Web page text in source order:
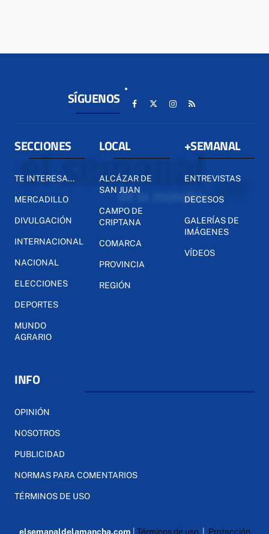
SÍGUENOS
SECCIONES
TE INTERESA...
MERCADILLO
DIVULGACIÓN
INTERNACIONAL
NACIONAL
ELECCIONES
DEPORTES
MUNDO
AGRARIO
LOCAL
ALCÁZAR DE
SAN JUAN
CAMPO DE
CRIPTANA
COMARCA
PROVINCIA
REGIÓN
+SEMANAL
ENTREVISTAS
DECESOS
GALERÍAS DE
IMÁGENES
VÍDEOS
INFO
OPINIÓN
NOSOTROS
PUBLICIDAD
NORMAS PARA COMENTARIOS
TÉRMINOS DE USO
elsemanaldelamancha.com Términos de uso| Protección